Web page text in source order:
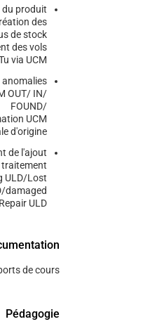
produit
des
de stock
des vols
via UCM.
OUT/ IN/
FOUND/
UCM
d'origine.
de l'ajout
traitement
ULD/Lost
damaged
ULD.
de cours.
Pédagogie